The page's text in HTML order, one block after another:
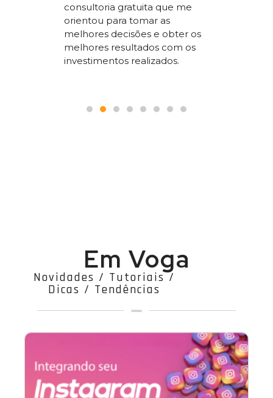
consultoria gratuita que me
orientou para tomar as
melhores decisões e obter os
melhores resultados com os
investimentos realizados.
Em Voga
Novidades / Tutoriais /
Dicas / Tendências